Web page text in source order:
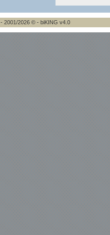
- 2001/2026 © - biKING v4.0